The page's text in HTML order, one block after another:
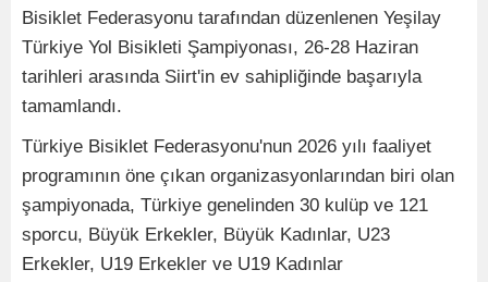
Bisiklet Federasyonu tarafından düzenlenen Yeşilay
Türkiye Yol Bisikleti Şampiyonası, 26-28 Haziran
tarihleri arasında Siirt'in ev sahipliğinde başarıyla
tamamlandı.
Türkiye Bisiklet Federasyonu'nun 2026 yılı faaliyet
programının öne çıkan organizasyonlarından biri olan
şampiyonada, Türkiye genelinden 30 kulüp ve 121
sporcu, Büyük Erkekler, Büyük Kadınlar, U23
Erkekler, U19 Erkekler ve U19 Kadınlar